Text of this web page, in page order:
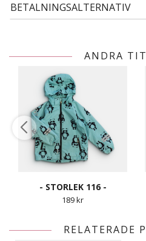
BETALNINGSALTERNATIV
ANDRA
- STORLEK 116 -
189 kr
RELATERADE